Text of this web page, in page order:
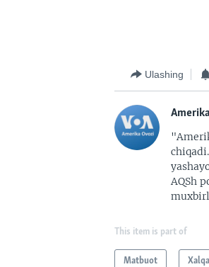
Ulashing
AQSh
This item is part of
Matbuot